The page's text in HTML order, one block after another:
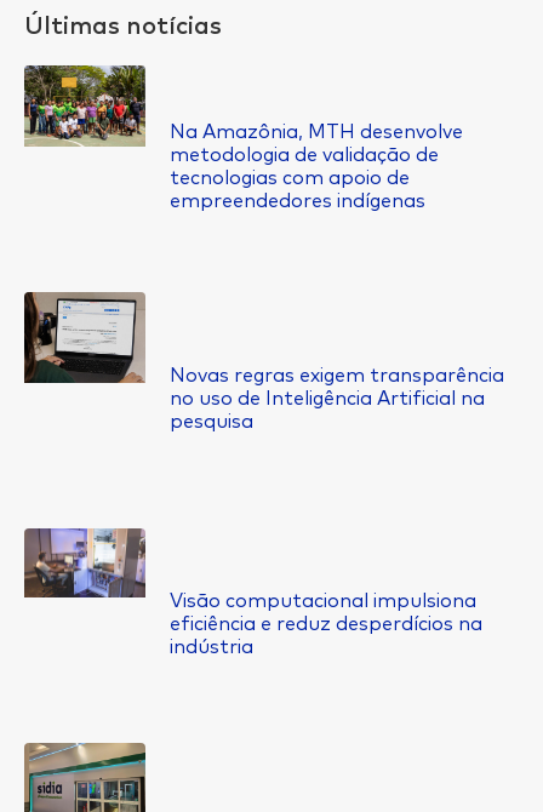
Últimas notícias
Na Amazônia, MTH desenvolve
metodologia de validação de
tecnologias com apoio de
empreendedores indígenas
Novas regras exigem transparência
no uso de Inteligência Artificial na
pesquisa
Visão computacional impulsiona
eficiência e reduz desperdícios na
indústria